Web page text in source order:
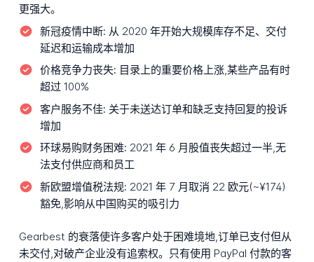
更强大。
新冠疫情中断: 从 2020 年开始大规模库存不足、交付
延迟和运输成本增加
价格竞争力丧失: 目录上的重要价格上涨,某些产品有时
超过 100%
客户服务不佳: 关于未送达订单和缺乏支持回复的投诉
增加
环球易购财务困难: 2021 年 6 月股值丧失超过一半,无
法支付供应商和员工
新欧盟增值税法规: 2021 年 7 月取消 22 欧元(~¥174)
豁免,影响从中国购买的吸引力
Gearbest 的衰落使许多客户处于困难境地,订单已支付但从
未交付,对破产企业没有追索权。只有使用 PayPal 付款的客